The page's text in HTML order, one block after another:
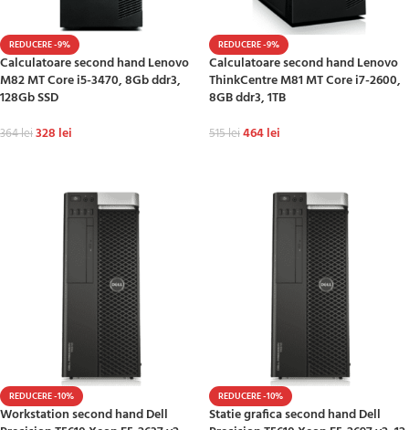
REDUCERE -9%
Calculatoare second hand Lenovo
M82 MT Core i5-3470, 8Gb ddr3,
128Gb SSD
364lei328 lei
REDUCERE -9%
Calculatoare second hand Lenovo
ThinkCentre M81 MT Core i7-2600,
8GB ddr3, 1TB
515lei464lei
REDUCERE -10%
Workstation second hand Dell
REDUCERE -10%
Statie grafica second hand Dell